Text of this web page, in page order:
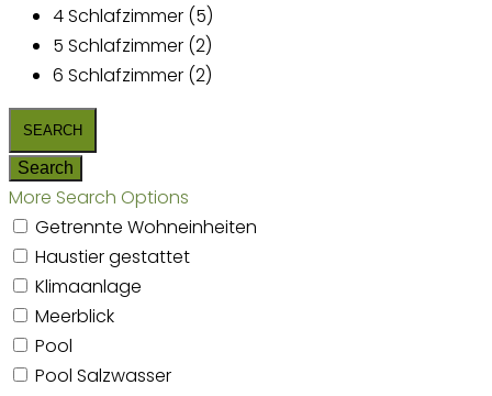
4 Schlafzimmer (5)
5 Schlafzimmer (2)
6 Schlafzimmer (2)
More Search Options
Getrennte Wohneinheiten
Haustier gestattet
Klimaanlage
Meerblick
Pool
Pool Salzwasser